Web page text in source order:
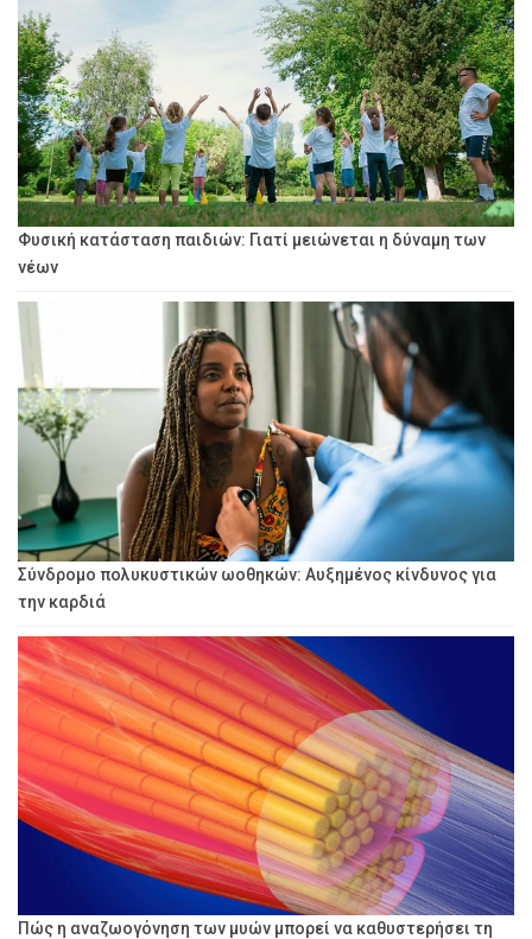
Φυσική κατάσταση παιδιών: Γιατί μειώνεται η δύναμη των
νέων
Σύνδρομο πολυκυστικών ωοθηκών: Αυξημένος κίνδυνος για
την καρδιά
Πώς η αναζωογόνηση των μυών μπορεί να καθυστερήσει τη